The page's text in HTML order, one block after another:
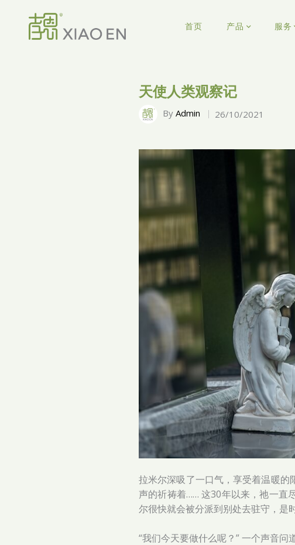
首页 产品 服务
天使人类观察记
By Admin 26/10/2021
拉米尔深吸了一口气，享受着温暖
声的祈祷着…… 这30年以来，祂一直
尔很快就会被分派到别处去驻守，是
“我们今天要做什么呢？” 一个声音问道